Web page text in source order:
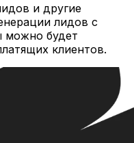
и другие
лидов с
можно будет
клиентов.